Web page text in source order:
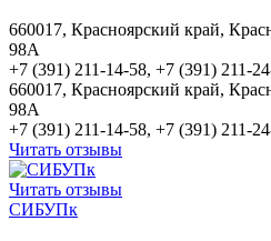
660017, Красноярский край,
98А
+7 (391) 211-14-58, +7 (391) 211-
660017, Красноярский край,
98А
+7 (391) 211-14-58, +7 (391) 211-
Читать отзывы
Читать отзывы
СИБУПк